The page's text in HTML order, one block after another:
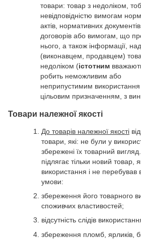
товари: товар з недоліком,
невідповідністю вимогам
актів, нормативних
договорів або вимогам, що
нього, а також інформації,
(виконавцем, продавцем)
недоліком (істотним
робить неможливим або
неприпустимим використання
цільовим призначенням, з
Товари належної якості
До товарів належної якості
товари, які: не були у
збережені їх товарний
підлягає тільки новий товар,
використання і не перебував
умови:
збереження його товарного
споживчих властивостей;
відсутність слідів
збереження пломб, ярликів,